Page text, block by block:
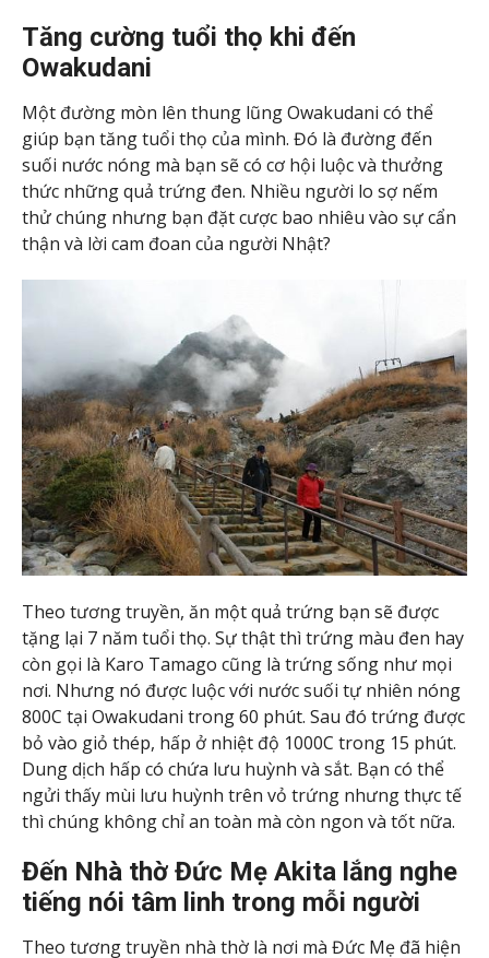
Tăng cường tuổi thọ khi đến
Owakudani
Một đường mòn lên thung lũng Owakudani có thể
giúp bạn tăng tuổi thọ của mình. Đó là đường đến
suối nước nóng mà bạn sẽ có cơ hội luộc và thưởng
thức những quả trứng đen. Nhiều người lo sợ nếm
thử chúng nhưng bạn đặt cược bao nhiêu vào sự cẩn
thận và lời cam đoan của người Nhật?
Theo tương truyền, ăn một quả trứng bạn sẽ được
tặng lại 7 năm tuổi thọ. Sự thật thì trứng màu đen hay
còn gọi là Karo Tamago cũng là trứng sống như mọi
nơi. Nhưng nó được luộc với nước suối tự nhiên nóng
800C tại Owakudani trong 60 phút. Sau đó trứng được
bỏ vào giỏ thép, hấp ở nhiệt độ 1000C trong 15 phút.
Dung dịch hấp có chứa lưu huỳnh và sắt. Bạn có thể
ngửi thấy mùi lưu huỳnh trên vỏ trứng nhưng thực tế
thì chúng không chỉ an toàn mà còn ngon và tốt nữa.
Đến Nhà thờ Đức Mẹ Akita lắng nghe
tiếng nói tâm linh trong mỗi người
Theo tương truyền nhà thờ là nơi mà Đức Mẹ đã hiện